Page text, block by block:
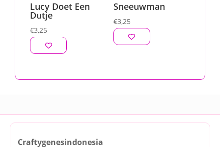
Lucy Doet Een
Dutje
€3,25
Sneeuwman
€3,25
Craftygenesindonesia